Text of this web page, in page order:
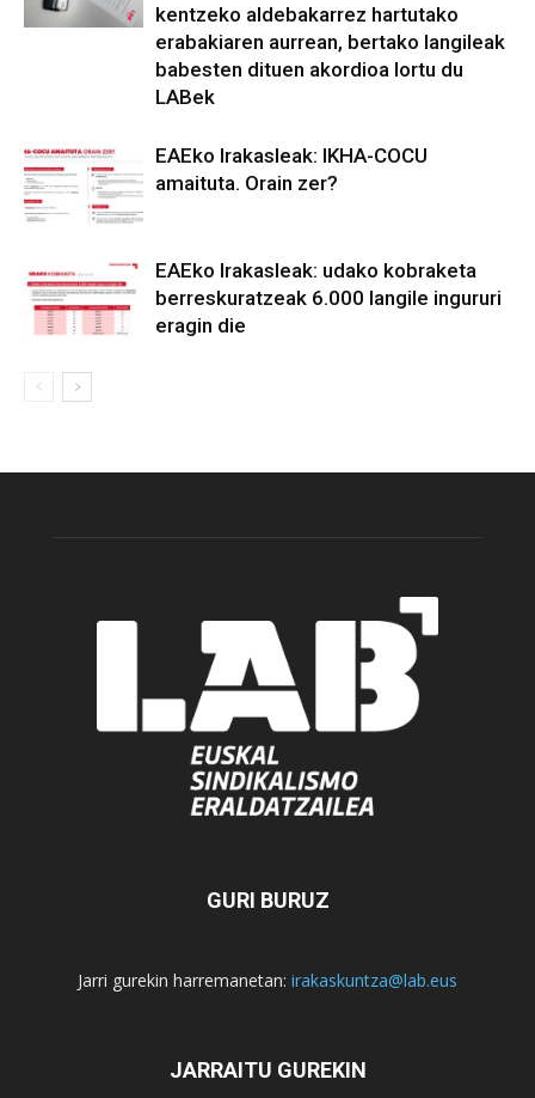
kentzeko aldebakarrez hartutako
erabakiaren aurrean, bertako langileak
babesten dituen akordioa lortu du
LABek
EAEko Irakasleak: IKHA-COCU
amaituta. Orain zer?
EAEko Irakasleak: udako kobraketa
berreskuratzeak 6.000 langile ingururi
eragin die
GURI BURUZ
Jarri gurekin harremanetan: irakaskuntza@lab.eus
JARRAITU GUREKIN